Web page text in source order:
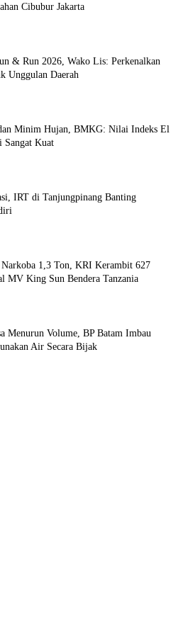
Cibubur Jakarta
& Run 2026, Wako Lis: Perkenalkan
Unggulan Daerah
Minim Hujan, BMKG: Nilai Indeks El
Sangat Kuat
IRT di Tanjungpinang Banting
1,3 Ton, KRI Kerambit 627
MV King Sun Bendera Tanzania
Menurun Volume, BP Batam Imbau
Air Secara Bijak